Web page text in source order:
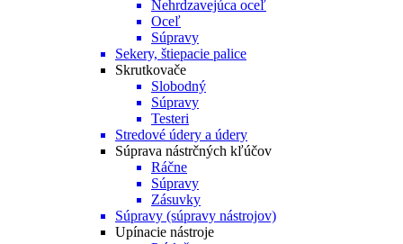
Nehrdzavejúca oceľ
Oceľ
Súpravy
Sekery, štiepacie palice
Skrutkovače
Slobodný
Súpravy
Testeri
Stredové údery a údery
Súprava nástrčných kľúčov
Ráčne
Súpravy
Zásuvky
Súpravy (súpravy nástrojov)
Upínacie nástroje